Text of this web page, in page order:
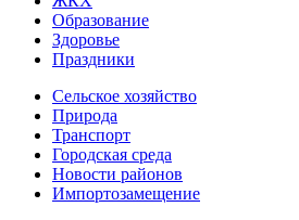
Образование
Здоровье
Праздники
Сельское хозяйство
Природа
Транспорт
Городская среда
Новости районов
Импортозамещение